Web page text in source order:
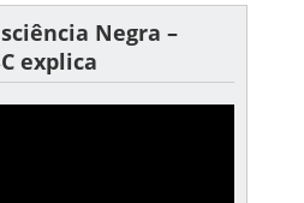
Negra –
explica